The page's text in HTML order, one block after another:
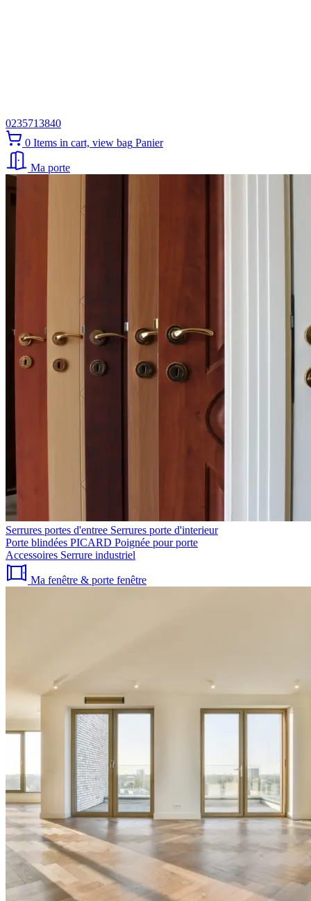
0235713840
0 Items in cart, view bag Panier
Ma porte
Serrures portes d'entree Serrures porte d'interieur
Porte blindées PICARD Poignée pour porte
Accessoires Serrure industriel
Ma fenêtre & porte fenêtre